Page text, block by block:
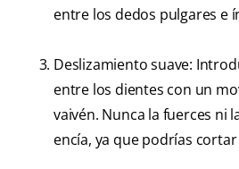
entre los dedos pulgares e
Deslizamiento suave:
entre los dientes con un
vaivén. Nunca la fuerces ni
encía, ya que podrías